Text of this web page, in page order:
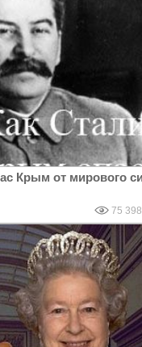
Крым от мирового
75 398